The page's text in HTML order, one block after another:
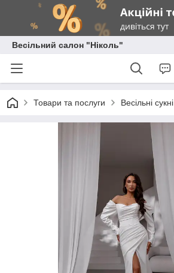
Весільний салон "Ніколь"
Товари та послуги Весільні сукні